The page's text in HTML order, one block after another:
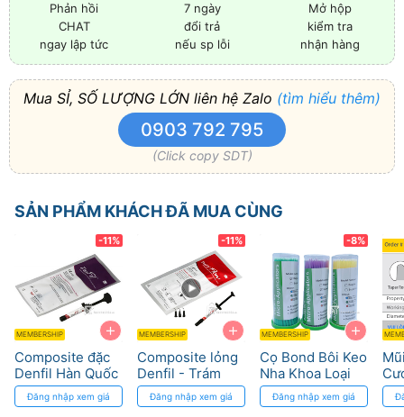
Phản hồi
CHAT
ngay lập tức
7 ngày
đổi trả
nếu sp lỗi
Mở hộp
kiểm tra
nhận hàng
Mua SỈ, SỐ LƯỢNG LỚN liên hệ Zalo (tìm hiểu thêm)
0903 792 795
(Click copy SDT)
SẢN PHẨM KHÁCH ĐÃ MUA CÙNG
+
-11%
MEMBERSHIP
Composite đặc
Denfil Hàn Quốc
- Trám Răng
Hàm
Đăng nhập xem giá
+
-11%
MEMBERSHIP
Composite lỏng
Denfil - Trám
rãnh, dễ đánh
bóng, thẩm mỹ
Đăng nhập xem giá
+
-8%
MEMBERSHIP
Cọ Bond Bôi Keo
Nha Khoa Loại
TốtĐăng nhập xem giá
Độ